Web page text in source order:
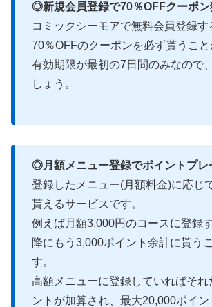
◎新規会員登録で70％OFFクーポン
コミックシーモアで無料会員登録す
70％OFFのクーポンを必ず貰うこと
有効期限が最初の7日間のみなので
しょう。
◎月額メニュー登録でポイントプレ
登録したメニュー(月額料金)に応じ
貰えるサービスです。
例えば月額3,000円のコースに登録
降にもう3,000ポイント余計に貰う
す。
高額メニューに登録していればそれ
ントが加算され、最大20,000ポイン